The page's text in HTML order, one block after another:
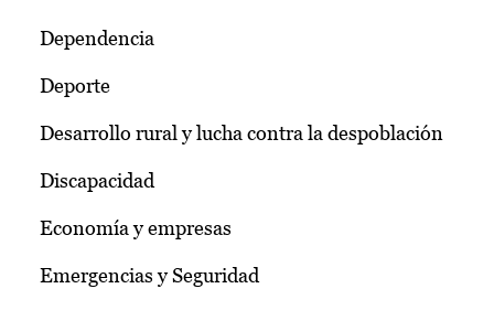
Dependencia
Deporte
Desarrollo rural y lucha contra la despoblación
Discapacidad
Economía y empresas
Emergencias y Seguridad